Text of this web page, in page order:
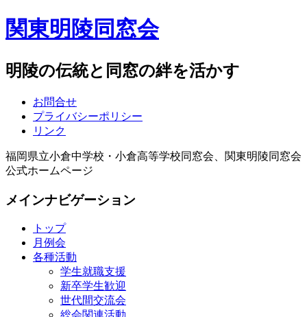
関東明陵同窓会
明陵の伝統と同窓の絆を活かす
お問合せ
プライバシーポリシー
リンク
福岡県立小倉中学校・小倉高等学校同窓会、関東明陵同窓会
公式ホームページ
メインナビゲーション
トップ
月例会
各種活動
学生就職支援
新卒学生歓迎
世代間交流会